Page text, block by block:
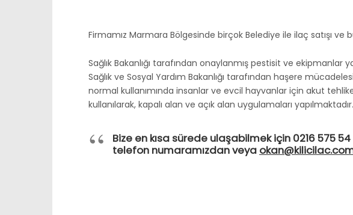
Firmamız Marmara Bölgesinde birçok Belediye ile ilaç satışı
Sağlık Bakanlığı tarafından onaylanmış pestisit ve ekipmanlar
Sağlık ve Sosyal Yardım Bakanlığı tarafından haşere
normal kullanımında insanlar ve evcil hayvanlar için akut
kullanılarak, kapalı alan ve açık alan uygulamaları yapılmaktadır.
Bize en kısa sürede ulaşabilmek için 0216 575
telefon numaramızdan veya